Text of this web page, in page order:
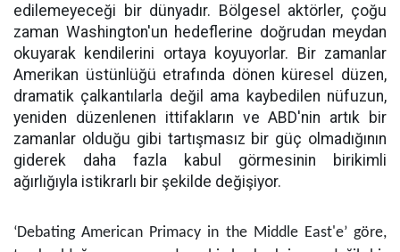
edilemeyeceği bir dünyadır. Bölgesel aktörler, çoğu
zaman Washington'un hedeflerine doğrudan meydan
okuyarak kendilerini ortaya koyuyorlar. Bir zamanlar
Amerikan üstünlüğü etrafında dönen küresel düzen,
dramatik çalkantılarla değil ama kaybedilen nüfuzun,
yeniden düzenlenen ittifakların ve ABD'nin artık bir
zamanlar olduğu gibi tartışmasız bir güç olmadığının
giderek daha fazla kabul görmesinin birikimli
ağırlığıyla istikrarlı bir şekilde değişiyor.
‘Debating American Primacy in the Middle East'e’ göre,